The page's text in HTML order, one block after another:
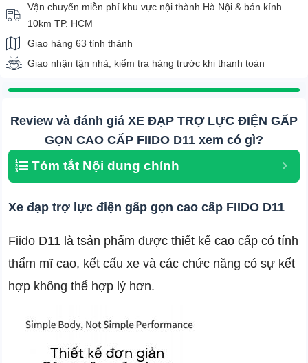
Vận chuyển miễn phí khu vực nội thành Hà Nội & bán kính
10km TP. HCM
Giao hàng 63 tỉnh thành
Giao nhận tận nhà, kiểm tra hàng trước khi thanh toán
Review và đánh giá XE ĐẠP TRỢ LỰC ĐIỆN GẤP
GỌN CAO CẤP FIIDO D11 xem có gì?
Tóm tắt Nội dung chính
Xe đạp trợ lực điện gấp gọn cao cấp FIIDO D11
Fiido D11 là tsản phẩm được thiết kế cao cấp có tính
thẩm mĩ cao, kết cấu xe và các chức năng có sự kết
hợp không thể hợp lý hơn.